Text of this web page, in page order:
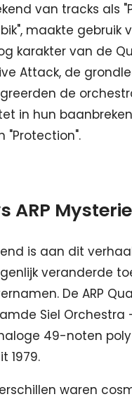
van tracks als
maakte gebruik
karakter van de
Attack, de
de
in hun
"Protection".
ARP Mysterie
is aan dit
veranderde
De ARP
Siel Orchestra
49-noten
1979.
waren